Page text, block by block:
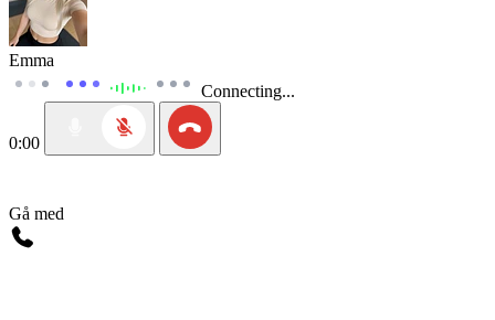
Emma
Connecting...
0:00
Gå med